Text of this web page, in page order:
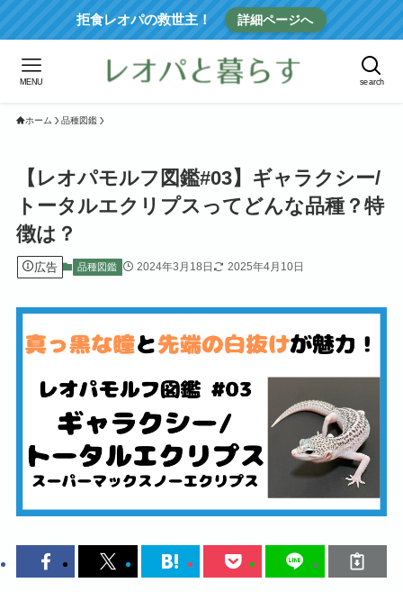
拒食レオパの救世主！ 詳細ページへ
search
MENU
ホーム 品種図鑑
【レオパモルフ図鑑#03】ギャラクシー/
トータルエクリプスってどんな品種？特
徴は？
広告 品種図鑑 2024年3月18日 2025年4月10日